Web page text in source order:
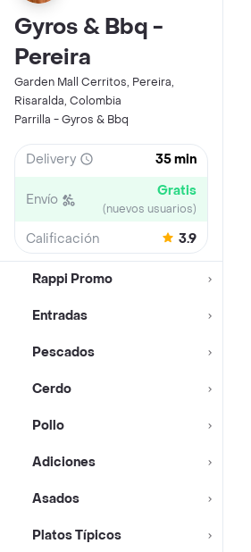
Gyros & Bbq -
Pereira
Garden Mall Cerritos, Pereira,
Risaralda, Colombia
Parrilla - Gyros & Bbq
Delivery 35 min
Envío Gratis
(nuevos usuarios)
Calificación 3.9
Rappi Promo
Entradas
Pescados
Cerdo
Pollo
Adiciones
Asados
Platos Típicos